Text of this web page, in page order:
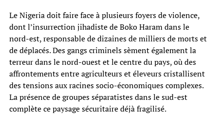
Le Nigeria doit faire face à plusieurs foyers de violence,
dont l’insurrection jihadiste de Boko Haram dans le
nord-est, responsable de dizaines de milliers de morts et
de déplacés. Des gangs criminels sèment également la
terreur dans le nord-ouest et le centre du pays, où des
affrontements entre agriculteurs et éleveurs cristallisent
des tensions aux racines socio-économiques complexes.
La présence de groupes séparatistes dans le sud-est
complète ce paysage sécuritaire déjà fragilisé.